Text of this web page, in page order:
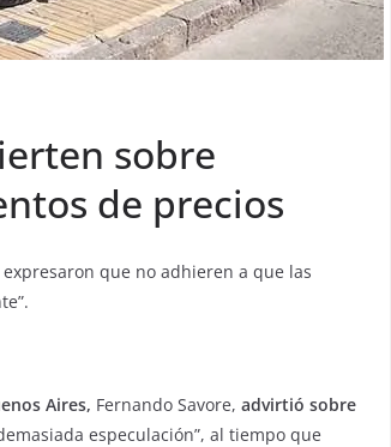
sobre
de precios
que no adhieren a que las
Aires, Fernando Savore, advirtió sobre
especulación”, al tiempo que